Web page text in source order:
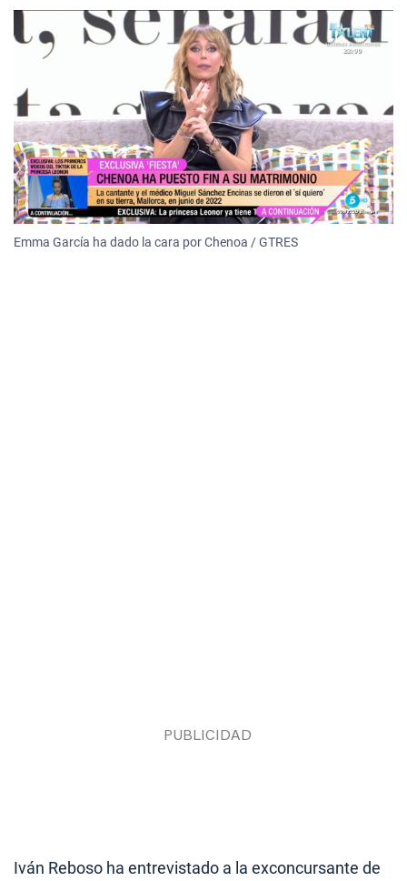
Emma García ha dado la cara por Chenoa / GTRES
Iván Reboso ha entrevistado a la exconcursante de